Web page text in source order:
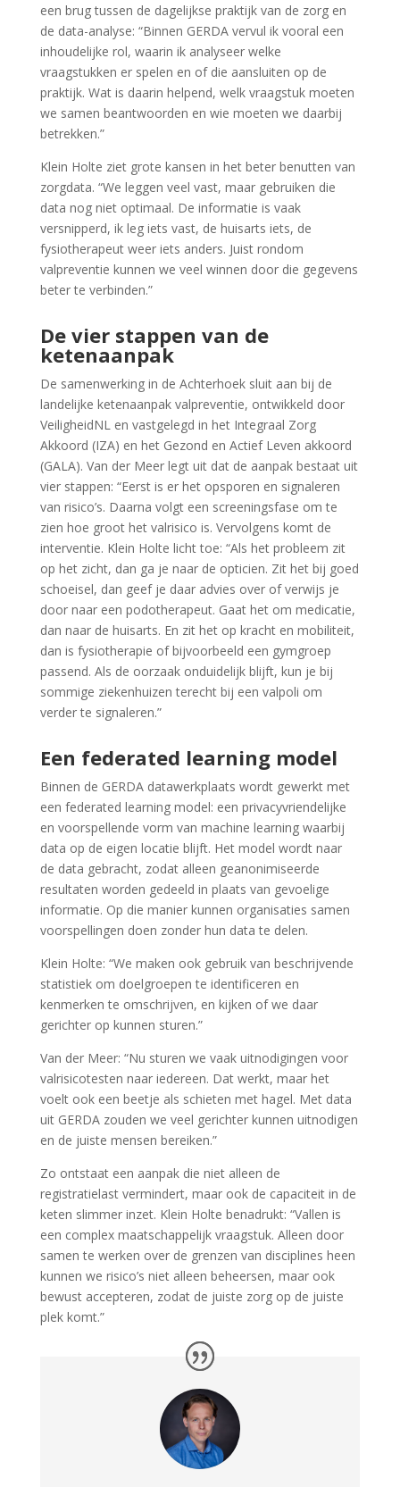
een brug tussen de dagelijkse praktijk van de zorg en
de data-analyse: “Binnen GERDA vervul ik vooral een
inhoudelijke rol, waarin ik analyseer welke
vraagstukken er spelen en of die aansluiten op de
praktijk. Wat is daarin helpend, welk vraagstuk moeten
we samen beantwoorden en wie moeten we daarbij
betrekken.”
Klein Holte ziet grote kansen in het beter benutten van
zorgdata. “We leggen veel vast, maar gebruiken die
data nog niet optimaal. De informatie is vaak
versnipperd, ik leg iets vast, de huisarts iets, de
fysiotherapeut weer iets anders. Juist rondom
valpreventie kunnen we veel winnen door die gegevens
beter te verbinden.”
De vier stappen van de
ketenaanpak
De samenwerking in de Achterhoek sluit aan bij de
landelijke ketenaanpak valpreventie, ontwikkeld door
VeiligheidNL en vastgelegd in het Integraal Zorg
Akkoord (IZA) en het Gezond en Actief Leven akkoord
(GALA). Van der Meer legt uit dat de aanpak bestaat uit
vier stappen: “Eerst is er het opsporen en signaleren
van risico’s. Daarna volgt een screeningsfase om te
zien hoe groot het valrisico is. Vervolgens komt de
interventie. Klein Holte licht toe: “Als het probleem zit
op het zicht, dan ga je naar de opticien. Zit het bij goed
schoeisel, dan geef je daar advies over of verwijs je
door naar een podotherapeut. Gaat het om medicatie,
dan naar de huisarts. En zit het op kracht en mobiliteit,
dan is fysiotherapie of bijvoorbeeld een gymgroep
passend. Als de oorzaak onduidelijk blijft, kun je bij
sommige ziekenhuizen terecht bij een valpoli om
verder te signaleren.”
Een federated learning model
Binnen de GERDA datawerkplaats wordt gewerkt met
een federated learning model: een privacyvriendelijke
en voorspellende vorm van machine learning waarbij
data op de eigen locatie blijft. Het model wordt naar
de data gebracht, zodat alleen geanonimiseerde
resultaten worden gedeeld in plaats van gevoelige
informatie. Op die manier kunnen organisaties samen
voorspellingen doen zonder hun data te delen.
Klein Holte: “We maken ook gebruik van beschrijvende
statistiek om doelgroepen te identificeren en
kenmerken te omschrijven, en kijken of we daar
gerichter op kunnen sturen.”
Van der Meer: “Nu sturen we vaak uitnodigingen voor
valrisicotesten naar iedereen. Dat werkt, maar het
voelt ook een beetje als schieten met hagel. Met data
uit GERDA zouden we veel gerichter kunnen uitnodigen
en de juiste mensen bereiken.”
Zo ontstaat een aanpak die niet alleen de
registratielast vermindert, maar ook de capaciteit in de
keten slimmer inzet. Klein Holte benadrukt: “Vallen is
een complex maatschappelijk vraagstuk. Alleen door
samen te werken over de grenzen van disciplines heen
kunnen we risico’s niet alleen beheersen, maar ook
bewust accepteren, zodat de juiste zorg op de juiste
plek komt.”